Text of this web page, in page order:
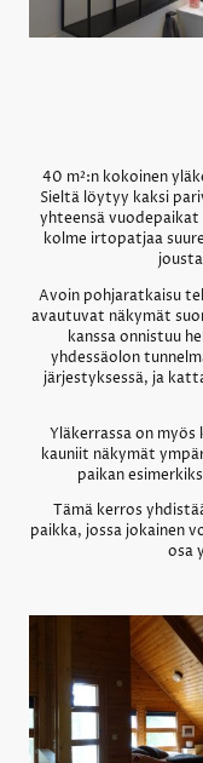
40 m²:n kokoinen
Sieltä löytyy kaksi
yhteensä vuodepaikat
kolme irtopatjaa
Avoin pohjaratkaisu
avautuvat näkymät
kanssa onnistuu
yhdessäolon
järjestyksessä, ja
Yläkerrassa on
kauniit näkymät
paikan
Tämä kerros
paikka, jossa jokainen
osa